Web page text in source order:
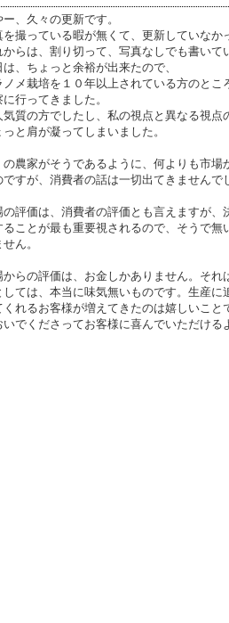
ー、久々の更新です。
を撮っている暇が無くて、更新していなか
からは、割り切って、写真なしでも書いて
は、ちょっと余裕が出来たので、
ノメ栽培を１０年以上されている方のとこ
に行ってきました。
気質の方でしたし、私の視点と異なる視点
っと肩が凝ってしまいました。
の農家がそうであるように、何よりも市
ですが、消費者の話は一切出てきませんで
の評価は、消費者の評価とも言えますが
ることが最も重要視されるので、そうで
ん。
からの評価は、お金しかありません。そ
しては、本当に味気無いものです。生産
くれるお客様が増えてきたのは嬉しいこ
いでくださってお客様に喜んでいただける